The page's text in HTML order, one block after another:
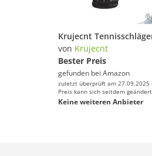
von Krujecnt
Bester Preis
gefunden bei Amazon
zuletzt überprüft am 27.09.2025
Preis kann sich seitdem
Keine weiteren Anbieter